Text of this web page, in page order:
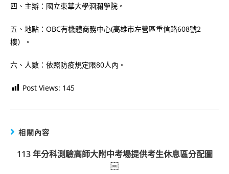
四、主辦：國立東華大學洄瀾學院。
五、地點：OBC有機體商務中心(高雄市左營區重信路608號2
樓）。
六、人數：依照防疫規定限80人內。
Post Views: 145
相關內容
113 年分科測驗高師大附中考場提供考生休息區分配圖
￼